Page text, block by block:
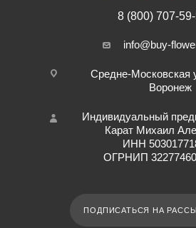
8 (800) 707-
info@buy-
Средне-Московская
Воронеж
Индивидуальный
Карат Михаил
ИНН
ОГРНИП
ПОДПИСАТЬСЯ НА